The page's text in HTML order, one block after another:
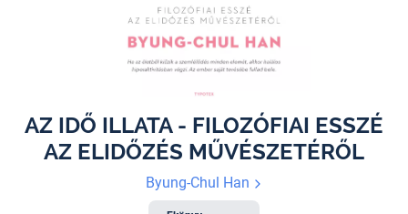
AZ IDŐ ILLATA - FILOZÓFIAI ESSZÉ
AZ ELIDŐZÉS MŰVÉSZETÉRŐL
Byung-Chul Han